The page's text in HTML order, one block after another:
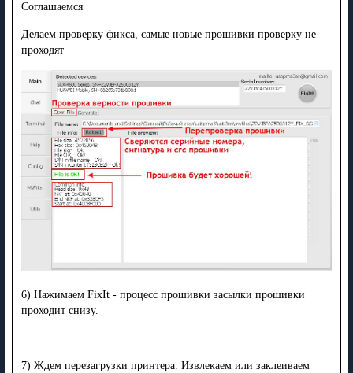
Соглашаемся
Делаем проверку фикса, самые новые прошивки проверку не
проходят
6) Нажимаем FixIt - процесс прошивки засылки прошивки
проходит снизу.
7) Ждем перезагрузки принтера. Извлекаем или заклеиваем